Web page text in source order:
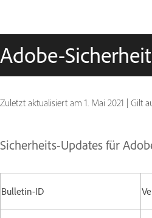
Adobe-
Zuletzt aktualisiert am 1. Mai 2021 | Gilt
Sicherheits-Updates für
Bulletin-ID